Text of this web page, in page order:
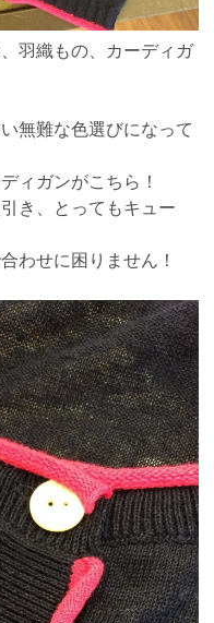
羽織もの、カーディガ
無難な色選びになって
ィガンがこちら！
き、とってもキュー
わせに困りません！